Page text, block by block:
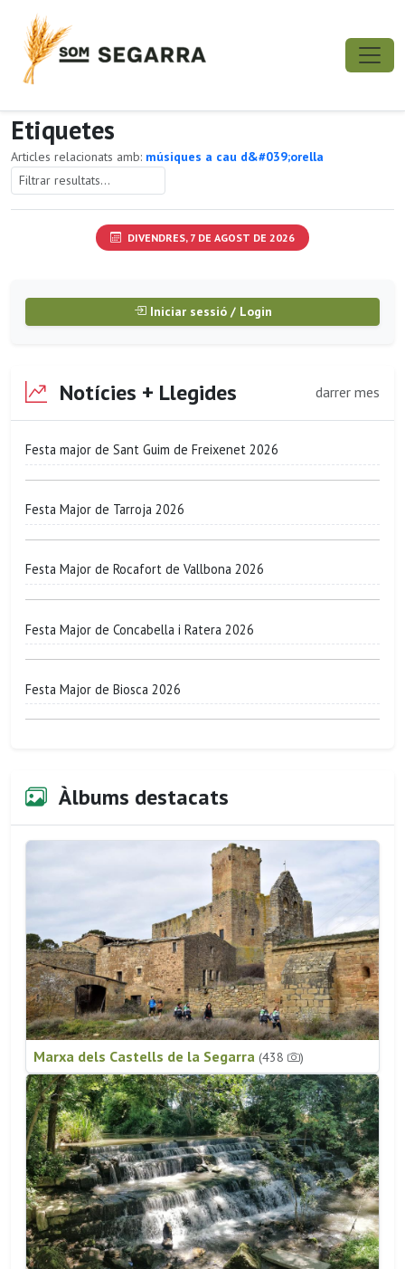
Etiquetes
Articles relacionats amb: músiques a cau d&#039;orella
DIVENDRES, 7 DE AGOST DE 2026
Iniciar sessió / Login
Notícies + Llegides darrer mes
Festa major de Sant Guim de Freixenet 2026
Festa Major de Tarroja 2026
Festa Major de Rocafort de Vallbona 2026
Festa Major de Concabella i Ratera 2026
Festa Major de Biosca 2026
Àlbums destacats
Marxa dels Castells de la Segarra (438 )